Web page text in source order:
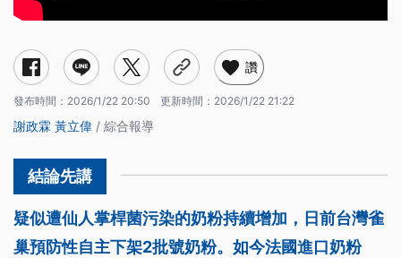
讚
發布時間： 2026/1/22 20:50 更新時間： 2026/1/22 21:22
謝政霖 黃立偉 / 綜合報導
疑似遭仙人掌桿菌污染的奶粉持續增加，日前台灣雀
巢預防性自主下架2批號奶粉。如今法國進口奶粉